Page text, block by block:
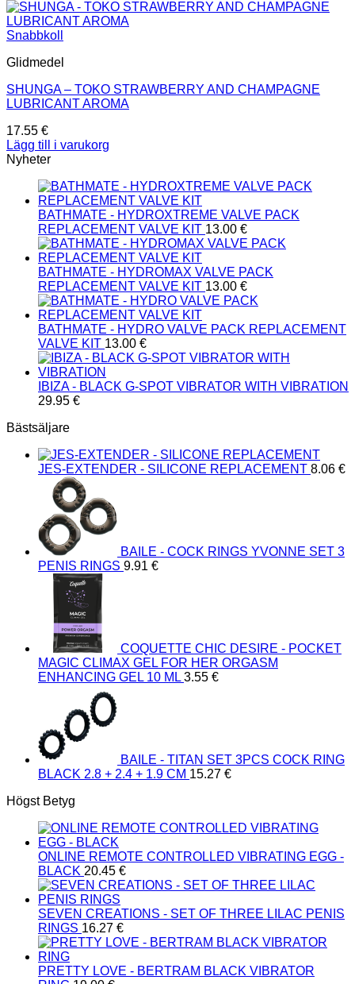
Snabbkoll
Glidmedel
SHUNGA – TOKO STRAWBERRY AND CHAMPAGNE
LUBRICANT AROMA
17.55 €
Lägg till i varukorg
Nyheter
BATHMATE - HYDROXTREME VALVE PACK
REPLACEMENT VALVE KIT 13.00 €
BATHMATE - HYDROMAX VALVE PACK
REPLACEMENT VALVE KIT 13.00 €
BATHMATE - HYDRO VALVE PACK REPLACEMENT
VALVE KIT 13.00 €
IBIZA - BLACK G-SPOT VIBRATOR WITH VIBRATION
29.95 €
Bästsäljare
JES-EXTENDER - SILICONE REPLACEMENT 8.06 €
BAILE - COCK RINGS YVONNE SET 3
PENIS RINGS 9.91 €
COQUETTE CHIC DESIRE - POCKET
MAGIC CLIMAX GEL FOR HER ORGASM
ENHANCING GEL 10 ML 3.55 €
BAILE - TITAN SET 3PCS COCK RING
BLACK 2.8 + 2.4 + 1.9 CM 15.27 €
Högst Betyg
ONLINE REMOTE CONTROLLED VIBRATING EGG -
BLACK 20.45 €
SEVEN CREATIONS - SET OF THREE LILAC PENIS
RINGS 16.27 €
PRETTY LOVE - BERTRAM BLACK VIBRATOR